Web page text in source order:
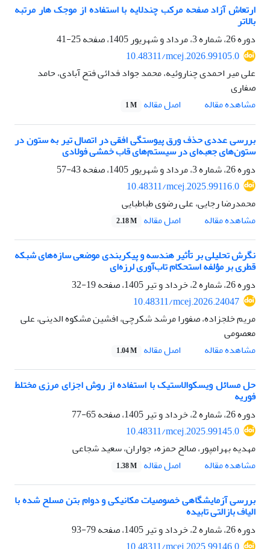
ارتعاش آزاد صفحه مرکب چندلایه با استفاده از موجک هار مرتبه
بالاتر
دوره 26، شماره 3، مرداد و شهریور 1405، صفحه
25-41
10.48311/mcej.2026.99105.0
علی میر احمدی چناروئیه، محمد جواد فدائی فتح آبادی، حامد
صفاری
مشاهده مقاله
اصل مقاله 1 M
بررسی عددی حذف ورق پیوستگی افقی در اتصال تیر به ستون در
ستون‌های جعبه‌ای در سیستم‌های قاب خمشی فولادی
دوره 26، شماره 3، مرداد و شهریور 1405، صفحه
43-57
10.48311/mcej.2025.99116.0
محمدرضا رجایی، علی رضوی طباطبایی
مشاهده مقاله
اصل مقاله 2.18 M
نگرش تحلیلی بر تأثیر هندسه و پیکربندی موضعی سازه‌های شبکه
قطری بر مؤلفه استحکام تاب‌آوری لرزه‌ای
دوره 26، شماره 2، خرداد و تیر 1405، صفحه
19-32
10.48311/mcej.2026.24047
مریم خلجزاده، صفورا مرشد شکرچی، افشین مشکوه الدینی، علی
معصومی
مشاهده مقاله
اصل مقاله 1.04 M
حل مسائل ویسکوالاستیک با استفاده از روش اجزای مرزی مختلط
فوریه
دوره 26، شماره 2، خرداد و تیر 1405، صفحه
65-77
10.48311/mcej.2025.99145.0
مهدیه بهرامپور، صالح حمزهء جواران، سعید شجاعی
مشاهده مقاله
اصل مقاله 1.38 M
بررسی آزمایشگاهی خصوصیات مکانیکی و دوام بتن‌ مسلح شده با
الیاف بازالتی تابیده
دوره 26، شماره 2، خرداد و تیر 1405، صفحه
79-93